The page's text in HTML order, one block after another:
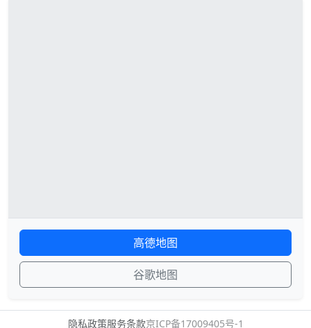
高德地图
谷歌地图
隐私政策服务条款京ICP备17009405号-1